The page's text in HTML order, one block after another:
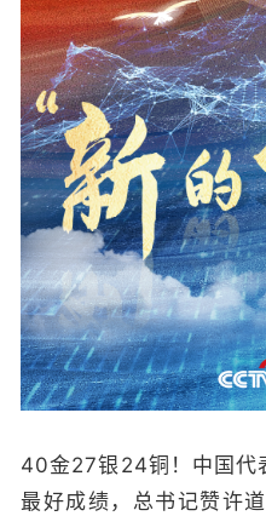
40金27银24铜！中国代
最好成绩，总书记赞许